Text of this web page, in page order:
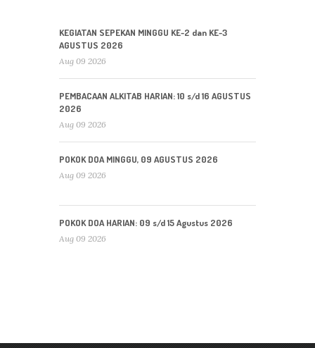
KEGIATAN SEPEKAN MINGGU KE-2 dan KE-3
AGUSTUS 2026
Aug 09 2026
PEMBACAAN ALKITAB HARIAN: 10 s/d 16 AGUSTUS
2026
Aug 09 2026
POKOK DOA MINGGU, 09 AGUSTUS 2026
Aug 09 2026
POKOK DOA HARIAN: 09 s/d 15 Agustus 2026
Aug 09 2026